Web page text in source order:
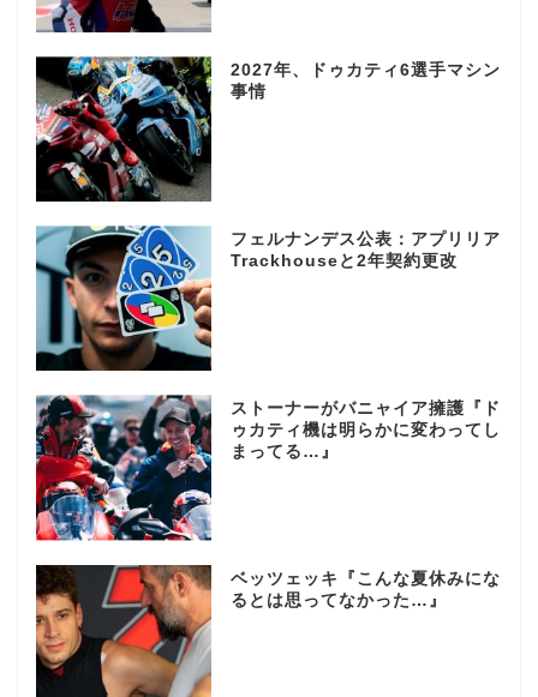
2027年、ドゥカティ6選手マシン
事情
フェルナンデス公表：アプリリア
Trackhouseと2年契約更改
ストーナーがバニャイア擁護『ド
ゥカティ機は明らかに変わってし
まってる…』
ベッツェッキ『こんな夏休みにな
るとは思ってなかった…』